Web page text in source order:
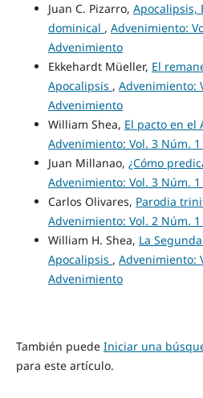
Juan C. Pizarro, Apocalipsis,
dominical , Advenimiento:
Advenimiento
Ekkehardt Müeller, El
Apocalipsis , Advenimiento:
Advenimiento
William Shea, El pacto en el
Advenimiento: Vol. 3 Núm.
Juan Millanao, ¿Cómo
Advenimiento: Vol. 3 Núm.
Carlos Olivares, Parodia
Advenimiento: Vol. 2 Núm.
William H. Shea, La
Apocalipsis , Advenimiento:
Advenimiento
También puede Iniciar una
para este artículo.